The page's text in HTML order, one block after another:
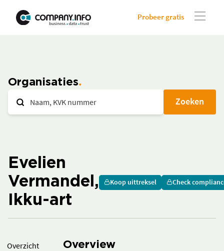
Probeer gratis
Organisaties
Zoeken
Evelien
Vermandel,
Ikku-art
Koop uittreksel Check
Overzicht
Overview